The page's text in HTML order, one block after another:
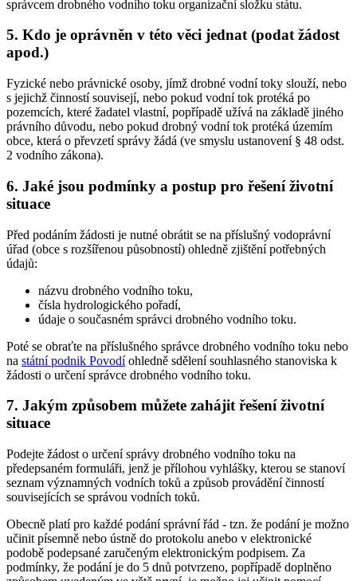
správcem drobného vodního toku organizační složku státu.
5. Kdo je oprávněn v této věci jednat (podat žádost
apod.)
Fyzické nebo právnické osoby, jímž drobné vodní toky slouží, nebo
s jejichž činností souvisejí, nebo pokud vodní tok protéká po
pozemcích, které žadatel vlastní, popřípadě užívá na základě jiného
právního důvodu, nebo pokud drobný vodní tok protéká územím
obce, která o převzetí správy žádá (ve smyslu ustanovení § 48 odst.
2 vodního zákona).
6. Jaké jsou podmínky a postup pro řešení životní
situace
Před podáním žádosti je nutné obrátit se na příslušný vodoprávní
úřad (obce s rozšířenou působností) ohledně zjištění potřebných
údajů:
názvu drobného vodního toku,
čísla hydrologického pořadí,
údaje o současném správci drobného vodního toku.
Poté se obraťte na příslušného správce drobného vodního toku nebo
na státní podnik Povodíohledně sdělení souhlasného stanoviska k
žádosti o určení správce drobného vodního toku.
7. Jakým způsobem můžete zahájit řešení životní
situace
Podejte žádost o určení správy drobného vodního toku na
předepsaném formuláři, jenž je přílohou vyhlášky, kterou se stanoví
seznam významných vodních toků a způsob provádění činností
souvisejících se správou vodních toků.
Obecně platí pro každé podání správní řád - tzn. že podání je možno
učinit písemně nebo ústně do protokolu anebo v elektronické
podobě podepsané zaručeným elektronickým podpisem. Za
podmínky, že podání je do 5 dnů potvrzeno, popřípadě doplněno